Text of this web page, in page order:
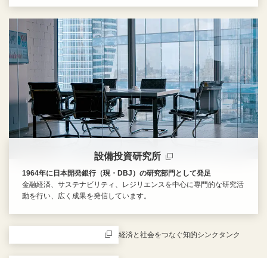
設備投資研究所
1964年に日本開発銀行（現・DBJ）の研究部門として発足
金融経済、サステナビリティ、レジリエンスを中心に専門的な研究活
動を行い、広く成果を発信しています。
経済と社会をつなぐ知的シンクタンク